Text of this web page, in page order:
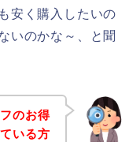
安く購入したいの
いのかな～、と聞
のお得
いる方